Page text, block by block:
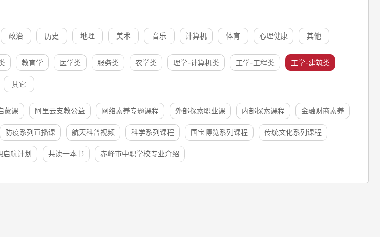
政治 历史 地理 美术 音乐 计算机 体育 心理健康 其他
教育学 医学类 服务类 农学类 理学-计算机类 工学-工程类 工学-建筑类
其它
蒙课 阿里云支教公益 网络素养专题课程 外部探索职业课 内部探索课程 金融财商素养
防疫系列直播课 航天科普视频 科学系列课程 国宝博览系列课程 传统文化系列课程
启航计划 共读一本书 赤峰市中职学校专业介绍